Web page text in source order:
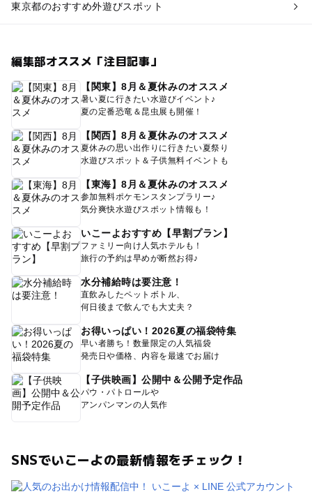
東京都のおすすめ外遊びスポット
編集部オススメ「注目記事」
【関東】8月＆夏休みのオススメ
暑い夏に行きたい水遊びイベント♪
夏の定番恐竜＆昆虫展も開催！
【関西】8月＆夏休みのオススメ
夏休みの思い出作りに行きたい夏祭り
水遊びスポット＆子供無料イベントも
【東海】8月＆夏休みのオススメ
参加無料ポケモンスタンプラリー♪
気分爽快水遊びスポット情報も！
いこーよおすすめ【早割プラン】
ファミリー向け人気ホテルも！
旅行の予約は早めが断然お得♪
水分補給時は要注意！
直飲みしたペットボトル、
何日後まで飲んでも大丈夫？
お得いっぱい！2026夏の福袋特集
早い者勝ち！数量限定の人気福袋
発売日や価格、内容を最速でお届け
【子供映画】公開中＆公開予定作品
パウ・パトロールや
アンパンマンの人気作
SNSでいこーよの最新情報をチェック！